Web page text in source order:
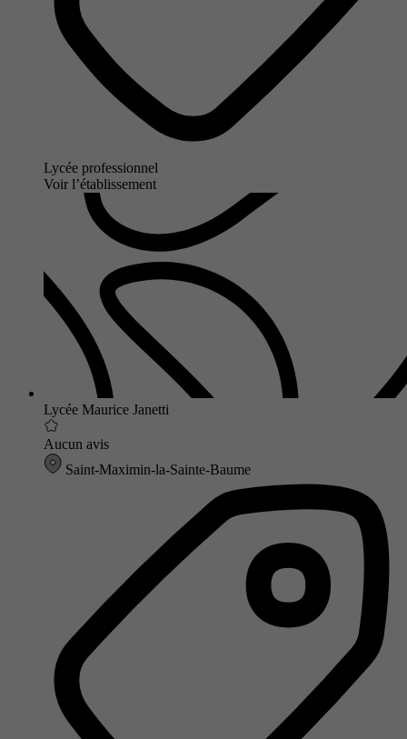
Lycée professionnel
Voir l’établissement
Lycée Maurice Janetti
Aucun avis
Saint-Maximin-la-Sainte-Baume